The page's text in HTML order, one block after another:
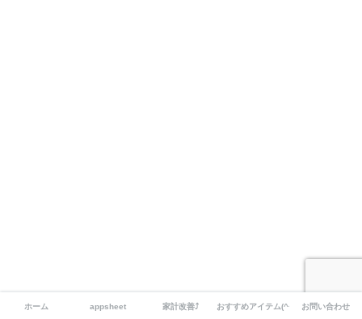
ホーム appsheet 家計改善⤴ おすすめアイテム(^^) お問い合わせ